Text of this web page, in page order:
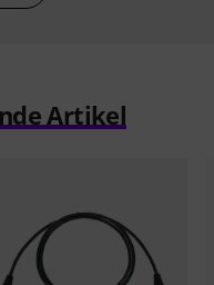
Artikel